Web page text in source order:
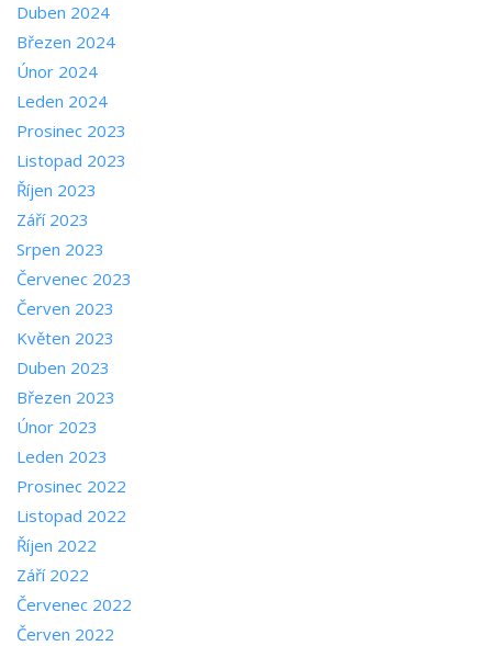
Duben 2024
Březen 2024
Únor 2024
Leden 2024
Prosinec 2023
Listopad 2023
Říjen 2023
Září 2023
Srpen 2023
Červenec 2023
Červen 2023
Květen 2023
Duben 2023
Březen 2023
Únor 2023
Leden 2023
Prosinec 2022
Listopad 2022
Říjen 2022
Září 2022
Červenec 2022
Červen 2022